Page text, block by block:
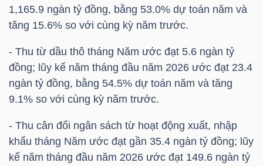
1,165.9 ngàn tỷ đồng, bằng 53.0% dự toán năm và
tăng 15.6% so với cùng kỳ năm trước.
- Thu từ dầu thô tháng Năm ước đạt 5.6 ngàn tỷ
đồng; lũy kế năm tháng đầu năm 2026 ước đạt 23.4
ngàn tỷ đồng, bằng 54.5% dự toán năm và tăng
9.1% so với cùng kỳ năm trước.
- Thu cân đối ngân sách từ hoạt động xuất, nhập
khẩu tháng Năm ước đạt gần 35.4 ngàn tỷ đồng; lũy
kế năm tháng đầu năm 2026 ước đạt 149.6 ngàn tỷ
TÀI
CHÍNH
NHÂN